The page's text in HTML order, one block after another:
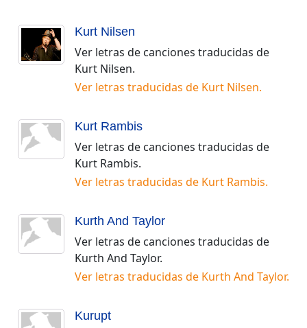
Kurt Nilsen
Ver letras de canciones traducidas de
Kurt Nilsen.
Ver letras traducidas de Kurt Nilsen.
Kurt Rambis
Ver letras de canciones traducidas de
Kurt Rambis.
Ver letras traducidas de Kurt Rambis.
Kurth And Taylor
Ver letras de canciones traducidas de
Kurth And Taylor.
Ver letras traducidas de Kurth And Taylor.
Kurupt